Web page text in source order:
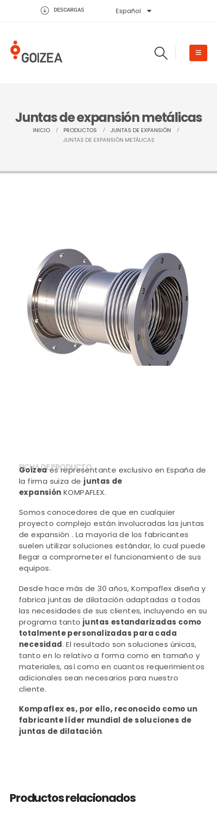
DESCARGAS Español
English
Juntas de expansión metálicas
INICIO PRODUCTOS
JUNTAS DE EXPANSIÓN
JUNTAS DE EXPANSIÓN METÁLICAS
FICHA DE PRODUCTO
Goizeaes representante exclusivo en España de
la firma suiza de juntas de
expansión KOMPAFLEX.
Somos conocedores de que en cualquier
proyecto complejo están involucradas las juntas
de expansión . La mayoría de los fabricantes
suelen utilizar soluciones estándar, lo cual puede
llegar a comprometer el funcionamiento de sus
equipos.
Desde hace más de 30 años, Kompaflex diseña y
fabrica juntas de dilatación adaptadas a todas
las necesidades de sus clientes, incluyendo en su
programa tanto juntas estandarizadas como
totalmente personalizadas para cada
necesidad. El resultado son soluciones únicas,
tanto en lo relativo a forma como en tamaño y
materiales, así como en cuantos requerimientos
adicionales sean necesarios para nuestro
cliente.
Kompaflex es, por ello, reconocido como un
fabricante líder mundial de soluciones de
juntas de dilatación.
Productos relacionados